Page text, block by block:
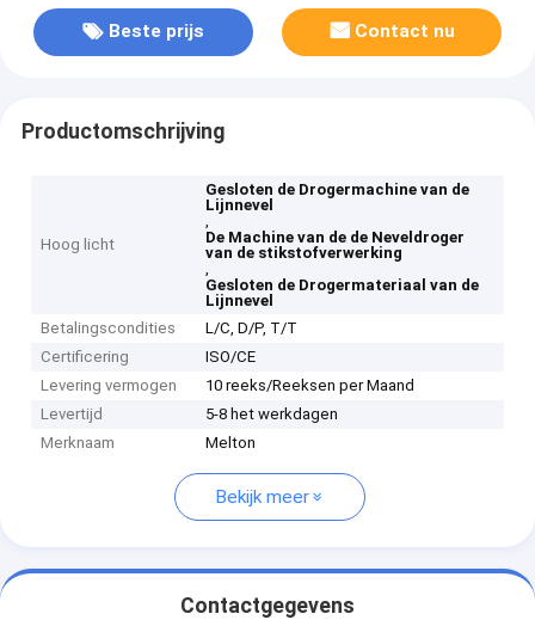
Beste prijs Contact nu
Productomschrijving
Hoog licht
Gesloten de Drogermachine van de
Lijnnevel
,
De Machine van de de Neveldroger
van de stikstofverwerking
,
Gesloten de Drogermateriaal van de
Lijnnevel
Betalingscondities
L/C, D/P, T/T
Certificering
ISO/CE
Levering vermogen
10 reeks/Reeksen per Maand
Levertijd
5-8 het werkdagen
Merknaam
Melton
Bekijk meer
Contactgegevens